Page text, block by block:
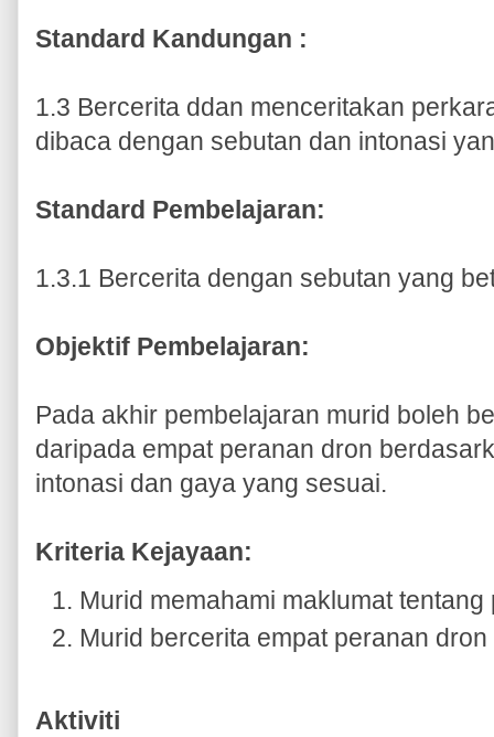
Standard Kandungan :
1.3 Bercerita ddan menceritakan
dibaca dengan sebutan dan intonasi
Standard Pembelajaran:
1.3.1 Bercerita dengan sebutan yang
Objektif Pembelajaran:
Pada akhir pembelajaran murid boleh
daripada empat peranan dron
intonasi dan gaya yang sesuai.
Kriteria Kejayaan:
Murid memahami maklumat
Murid bercerita empat peranan
Aktiviti